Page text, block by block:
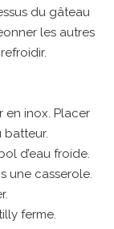
du gâteau
les autres
en inox. Placer
batteur.
d’eau froide.
une casserole.
ferme.